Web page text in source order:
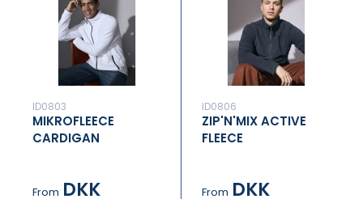
ID0803
MIKROFLEECE
CARDIGAN
From DKK
ID0806
ZIP'N'MIX ACTIVE
FLEECE
From DKK